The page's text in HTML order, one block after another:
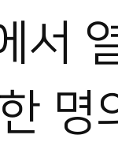
서
명